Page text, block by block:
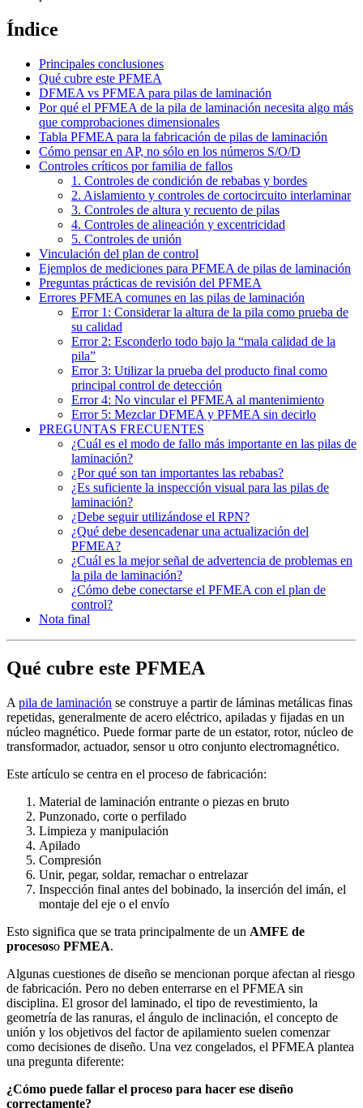
Índice
Principales conclusiones
Qué cubre este PFMEA
DFMEA vs PFMEA para pilas de laminación
Por qué el PFMEA de la pila de laminación necesita algo más
que comprobaciones dimensionales
Tabla PFMEA para la fabricación de pilas de laminación
Cómo pensar en AP, no sólo en los números S/O/D
Controles críticos por familia de fallos
1. Controles de condición de rebabas y bordes
2. Aislamiento y controles de cortocircuito interlaminar
3. Controles de altura y recuento de pilas
4. Controles de alineación y excentricidad
5. Controles de unión
Vinculación del plan de control
Ejemplos de mediciones para PFMEA de pilas de laminación
Preguntas prácticas de revisión del PFMEA
Errores PFMEA comunes en las pilas de laminación
Error 1: Considerar la altura de la pila como prueba de
su calidad
Error 2: Esconderlo todo bajo la “mala calidad de la
pila”
Error 3: Utilizar la prueba del producto final como
principal control de detección
Error 4: No vincular el PFMEA al mantenimiento
Error 5: Mezclar DFMEA y PFMEA sin decirlo
PREGUNTAS FRECUENTES
¿Cuál es el modo de fallo más importante en las pilas de
laminación?
¿Por qué son tan importantes las rebabas?
¿Es suficiente la inspección visual para las pilas de
laminación?
¿Debe seguir utilizándose el RPN?
¿Qué debe desencadenar una actualización del
PFMEA?
¿Cuál es la mejor señal de advertencia de problemas en
la pila de laminación?
¿Cómo debe conectarse el PFMEA con el plan de
control?
Nota final
Qué cubre este PFMEA
A pila de laminación se construye a partir de láminas metálicas finas
repetidas, generalmente de acero eléctrico, apiladas y fijadas en un
núcleo magnético. Puede formar parte de un estator, rotor, núcleo de
transformador, actuador, sensor u otro conjunto electromagnético.
Este artículo se centra en el proceso de fabricación:
Material de laminación entrante o piezas en bruto
Punzonado, corte o perfilado
Limpieza y manipulación
Apilado
Compresión
Unir, pegar, soldar, remachar o entrelazar
Inspección final antes del bobinado, la inserción del imán, el
montaje del eje o el envío
Esto significa que se trata principalmente de un AMFE de
procesoso PFMEA.
Algunas cuestiones de diseño se mencionan porque afectan al riesgo
de fabricación. Pero no deben enterrarse en el PFMEA sin
disciplina. El grosor del laminado, el tipo de revestimiento, la
geometría de las ranuras, el ángulo de inclinación, el concepto de
unión y los objetivos del factor de apilamiento suelen comenzar
como decisiones de diseño. Una vez congelados, el PFMEA plantea
una pregunta diferente:
¿Cómo puede fallar el proceso para hacer ese diseño
correctamente?